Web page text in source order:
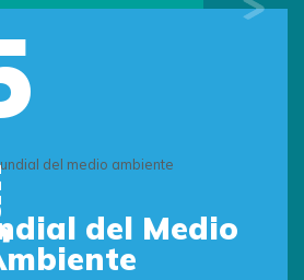
del Medio
Next